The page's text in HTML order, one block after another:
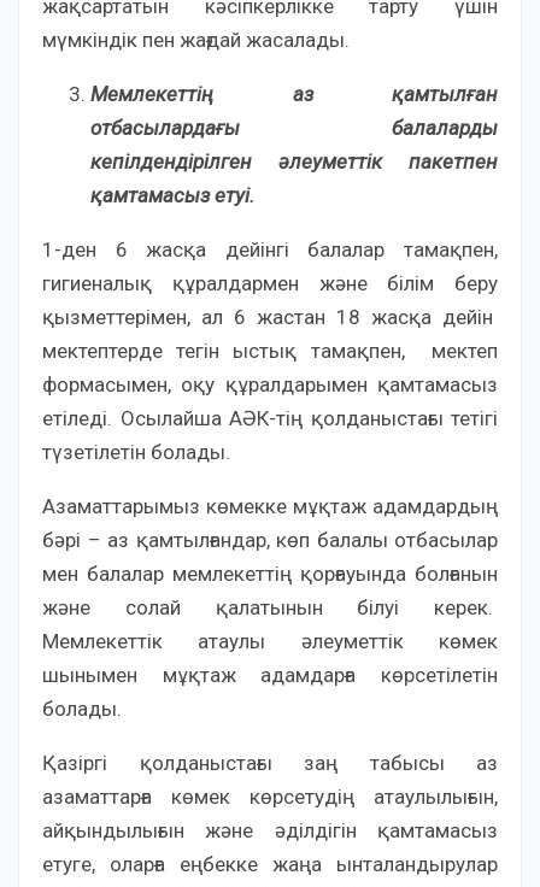
жақсартатын кәсіпкерлікке тарту үшін
мүмкіндік пен жағдай жасалады.
Мемлекеттің аз қамтылған
отбасылардағы балаларды
кепілдендірілген әлеуметтік пакетпен
қамтамасыз етуі.
1-ден 6 жасқа дейінгі балалар тамақпен,
гигиеналық құралдармен және білім беру
қызметтерімен, ал 6 жастан 18 жасқа дейін
мектептерде тегін ыстық тамақпен, мектеп
формасымен, оқу құралдарымен қамтамасыз
етіледі. Осылайша АӘК-тің қолданыстағы тетігі
түзетілетін болады.
Азаматтарымыз көмекке мұқтаж адамдардың
бәрі – аз қамтылғандар, көп балалы отбасылар
мен балалар мемлекеттің қорғауында болғанын
және солай қалатынын білуі керек.
Мемлекеттік атаулы әлеуметтік көмек
шынымен мұқтаж адамдарға көрсетілетін
болады.
Қазіргі қолданыстағы заң табысы аз
азаматтарға көмек көрсетудің атаулылығын,
айқындылығын және әділдігін қамтамасыз
етуге, оларға еңбекке жаңа ынталандырулар